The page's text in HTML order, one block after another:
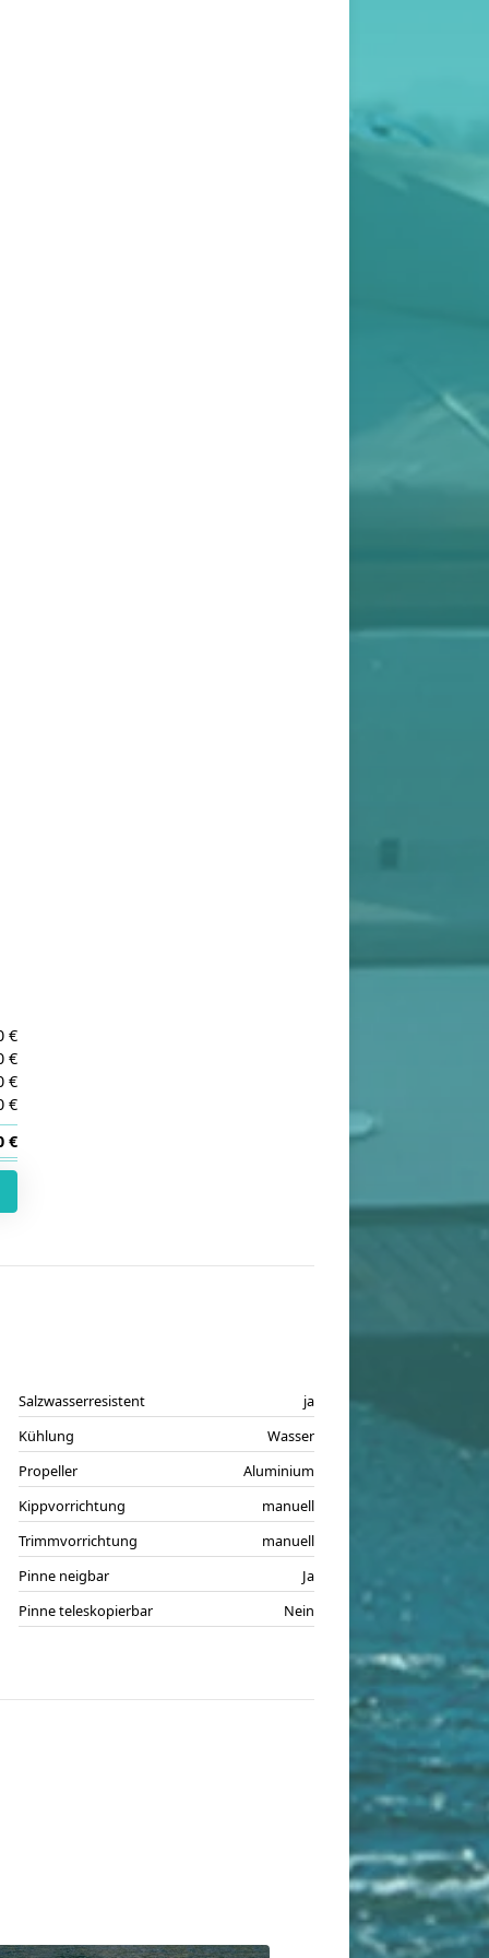
€
€
€
€
€
Salzwasserresistent
ja
Kühlung
Wasser
Propeller
Aluminium
Kippvorrichtung
manuell
Trimmvorrichtung
manuell
Pinne neigbar
Ja
Pinne teleskopierbar
Nein